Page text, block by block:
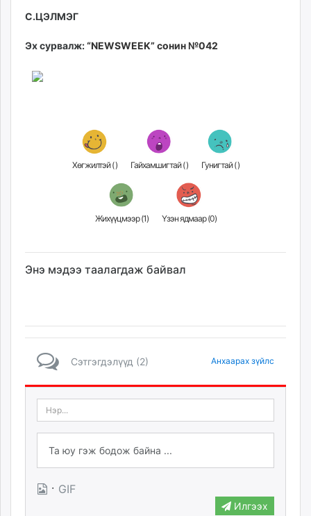
С.ЦЭЛМЭГ
Эх сурвалж:“NEWSWEEK” сонин №042
Хөгжилтэй () Гайхамшигтай () Гунигтай ()
Жихүүцмээр (1) Үзэн ядмаар (0)
Энэ мэдээ таалагдаж байвал
Сэтгэгдэлүүд (2) Анхаарах зүйлс
· GIF
Илгээх